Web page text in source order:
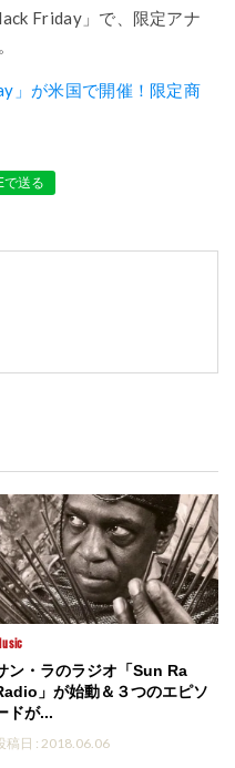
Friday」で、限定アナ
」が米国で開催！限定商
で送る
ン・ラのラジオ「Sun Ra
」が始動＆３つのエピソ
ドが...
稿日 : 2018.06.06